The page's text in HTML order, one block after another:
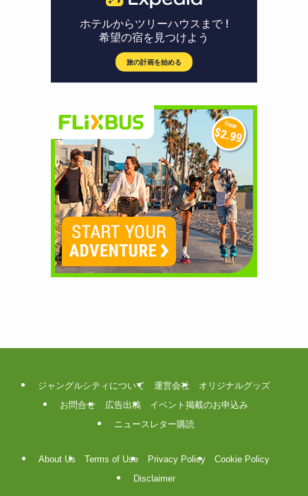
ジャングルシティについて 運営会社
オリジナルグッズ
お問合せ
広告出稿
イベント掲載のお申込み
ニュースレター購読
About Us Terms of Use Privacy Policy
Cookie Policy
Disclaimer